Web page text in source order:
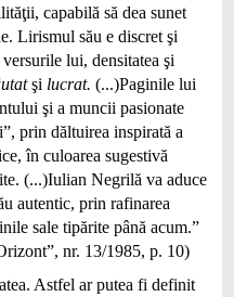
capabilă să dea sunet
Lirismul său e discret şi
lui, densitatea şi
şi lucrat. (...)Paginile lui
şi a muncii pasionate
prin dăltuirea inspirată a
în culoarea sugestivă
(...)Iulian Negrilă va aduce
autentic, prin rafinarea
sale tipărite până acum.”
nr. 13/1985, p. 10)
Astfel ar putea fi definit